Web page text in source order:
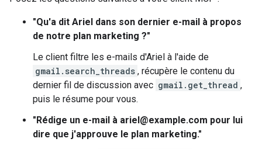
"Qu'a dit Ariel dans son dernier e-mail à propos
de notre plan marketing ?"
Le client filtre les e-mails d'Ariel à l'aide de
gmail.search_threads , récupère le contenu du
dernier fil de discussion avec gmail.get_thread ,
puis le résume pour vous.
"Rédige un e-mail à ariel@example.com pour lui
dire que j'approuve le plan marketing."